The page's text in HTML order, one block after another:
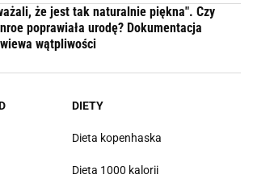
że jest tak naturalnie piękna". Czy
poprawiała urodę? Dokumentacja
wątpliwości
DIETY
Dieta kopenhaska
Dieta 1000 kalorii